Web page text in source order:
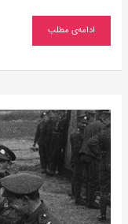
ادامه‌ی مطلب
گام
نهادن
درون
پرده